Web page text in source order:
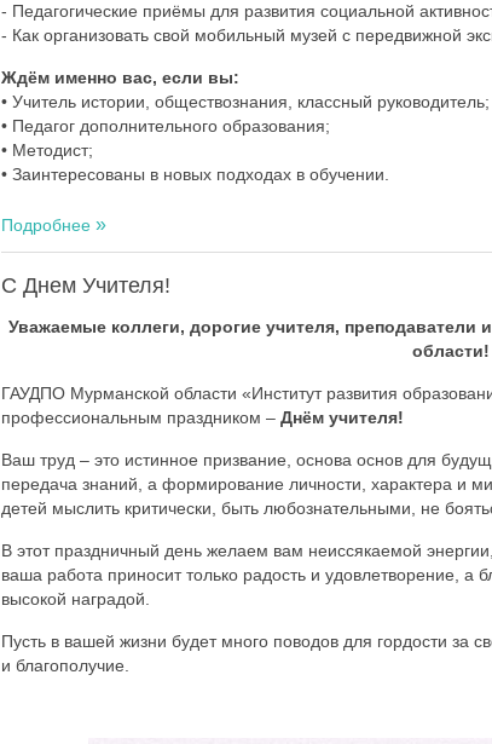
- Педагогические приёмы для развития социальной
- Как организовать свой мобильный музей с передвижной
Ждём именно вас, если вы:
• Учитель истории, обществознания, классный руководитель;
• Педагог дополнительного образования;
• Методист;
• Заинтересованы в новых подходах в обучении.
Подробнее
С Днем Учителя!
Уважаемые коллеги, дорогие учителя, преподаватели
области!
ГАУДПО Мурманской области «Институт развития
профессиональным праздником – Днём учителя!
Ваш труд – это истинное призвание, основа основ для
передача знаний, а формирование личности, характера и
детей мыслить критически, быть любознательными, не
В этот праздничный день желаем вам неиссякаемой
ваша работа приносит только радость и удовлетворение, а
высокой наградой.
Пусть в вашей жизни будет много поводов для гордости за
и благополучие.